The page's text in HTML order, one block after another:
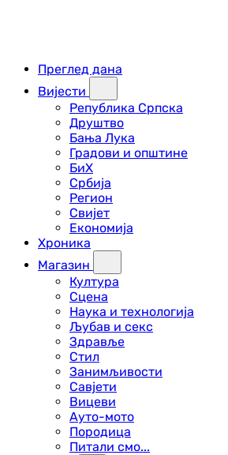
Преглед дана
Вијести
Република Српска
Друштво
Бања Лука
Градови и општине
БиХ
Србија
Регион
Свијет
Економија
Хроника
Магазин
Култура
Сцена
Наука и технологија
Љубав и секс
Здравље
Стил
Занимљивости
Савјети
Вицеви
Ауто-мото
Породица
Питали смо...